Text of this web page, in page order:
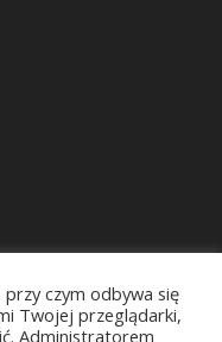
czym odbywa się
Twojej przeglądarki,
Administratorem